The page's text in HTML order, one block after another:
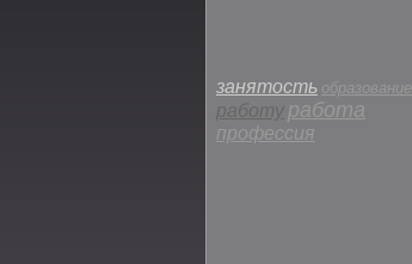
занятость образование
работу работа
профессия